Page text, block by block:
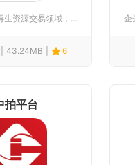
再生邦聚焦再生资源交易领域，打通个人、回收商户、工矿企业之间...
43.24MB 6
拍平台